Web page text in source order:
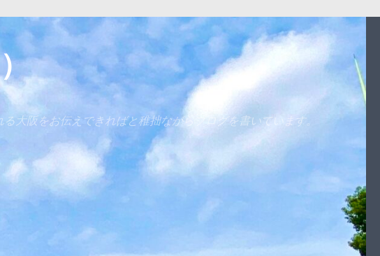
大阪をお伝えできればと稚拙ながらブログを書いています。